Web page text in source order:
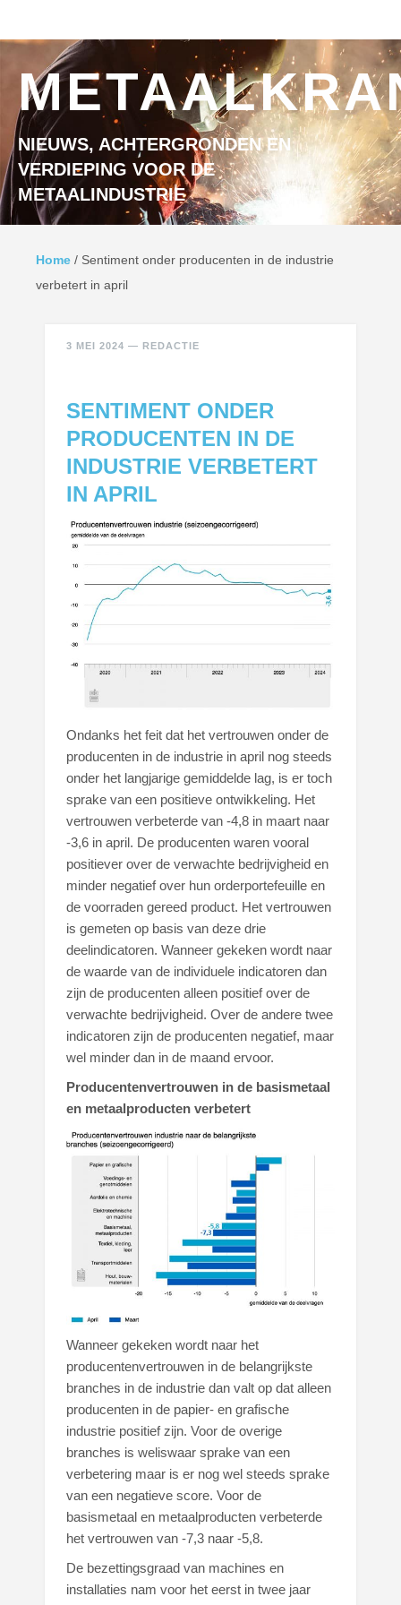
NIEUWS, ACHTERGRONDEN EN
VERDIEPING VOOR DE
METAALINDUSTRIE
Home / Sentiment onder producenten in de industrie
verbetert in april
3 MEI 2024 — REDACTIE
SENTIMENT ONDER
PRODUCENTEN IN DE
INDUSTRIE VERBETERT
IN APRIL
Ondanks het feit dat het vertrouwen onder de
producenten in de industrie in april nog steeds
onder het langjarige gemiddelde lag, is er toch
sprake van een positieve ontwikkeling. Het
vertrouwen verbeterde van -4,8 in maart naar
-3,6 in april. De producenten waren vooral
positiever over de verwachte bedrijvigheid en
minder negatief over hun orderportefeuille en
de voorraden gereed product. Het vertrouwen
is gemeten op basis van deze drie
deelindicatoren. Wanneer gekeken wordt naar
de waarde van de individuele indicatoren dan
zijn de producenten alleen positief over de
verwachte bedrijvigheid. Over de andere twee
indicatoren zijn de producenten negatief, maar
wel minder dan in de maand ervoor.
Producentenvertrouwen in de basismetaal
en metaalproducten verbetert
Wanneer gekeken wordt naar het
producentenvertrouwen in de belangrijkste
branches in de industrie dan valt op dat alleen
producenten in de papier- en grafische
industrie positief zijn. Voor de overige
branches is weliswaar sprake van een
verbetering maar is er nog wel steeds sprake
van een negatieve score. Voor de
basismetaal en metaalproducten verbeterde
het vertrouwen van -7,3 naar -5,8.
De bezettingsgraad van machines en
installaties nam voor het eerst in twee jaar